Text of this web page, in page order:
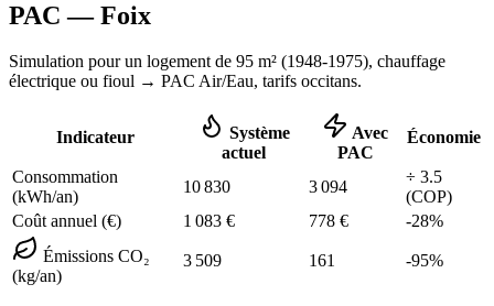
PAC —Foix
Simulation pour un logement de 95 m² (1948-1975), chauffage
électrique ou fioul → PAC Air/Eau, tarifs occitans.
Indicateur
Système
actuel
Avec
PAC
Économie
Consommation
(kWh/an)
10 830 3 094
÷ 3.5
(COP)
Coût annuel (€)
1 083 € 778 € -28%
Émissions CO₂
(kg/an)
3 509 161 -95%